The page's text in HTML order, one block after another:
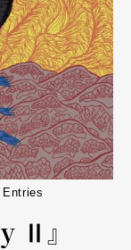
Ⅱ』